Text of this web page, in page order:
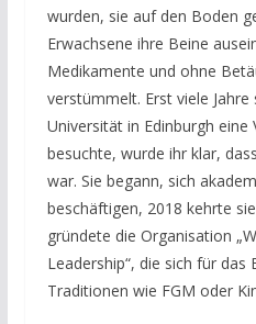
wurden, sie auf den Boden
Erwachsene ihre Beine
Medikamente und ohne
verstümmelt. Erst viele
Universität in Edinburgh eine
besuchte, wurde ihr klar,
war. Sie begann, sich
beschäftigen, 2018 kehrte
gründete die Organisation
Leadership“, die sich für das
Traditionen wie FGM oder